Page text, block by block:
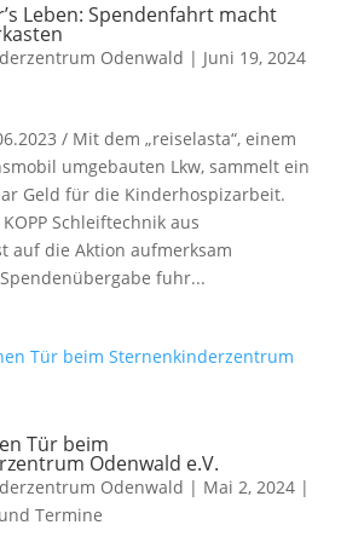
Leben: Spendenfahrt macht
Odenwald | Juni 19, 2024
/ Mit dem „reiselasta“, einem
umgebauten Lkw, sammelt ein
Geld für die Kinderhospizarbeit.
Schleiftechnik aus
auf die Aktion aufmerksam
fuhr...
Tür beim
Odenwald e.V.
Odenwald | Mai 2, 2024|
Termine